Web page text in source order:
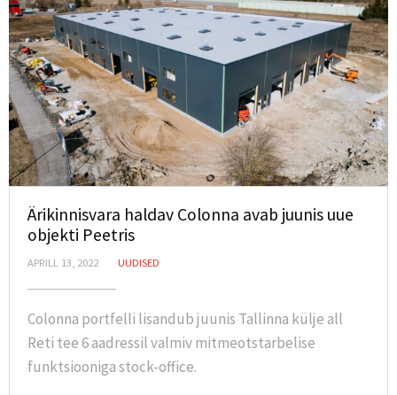
Ärikinnisvara haldav Colonna avab juunis uue
objekti Peetris
APRILL 13, 2022 UUDISED
Colonna portfelli lisandub juunis Tallinna külje all
Reti tee 6 aadressil valmiv mitmeotstarbelise
funktsiooniga stock-office.